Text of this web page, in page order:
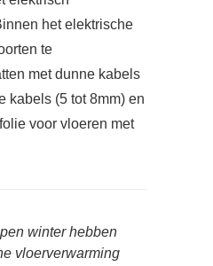
het elektrische
te
met dunne kabels
kabels (5 tot 8mm) en
voor vloeren met
winter hebben
vloerverwarming